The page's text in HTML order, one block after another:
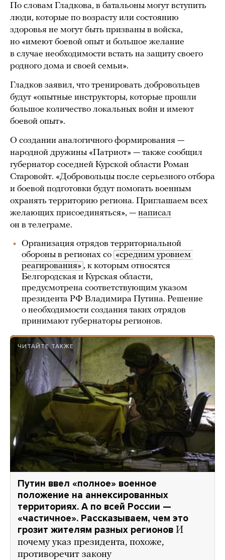
По словам Гладкова, в батальоны могут вступить
люди, которые по возрасту или состоянию
здоровья не могут быть призваны в войска,
но «имеют боевой опыт и большое желание
в случае необходимости встать на защиту своего
родного дома и своей семьи».
Гладков заявил, что тренировать добровольцев
будут «опытные инструкторы, которые прошли
большое количество локальных войн и имеют
боевой опыт».
О создании аналогичного формирования —
народной дружины «Патриот» — также сообщил
губернатор соседней Курской области Роман
Старовойт. «Добровольцы после серьезного отбора
и боевой подготовки будут помогать военным
охранять территорию региона. Приглашаем всех
желающих присоединяться», — написал
он в телеграме.
Организация отрядов территориальной
обороны в регионах со «средним уровнем
реагирования» , к которым относятся
Белгородская и Курская области,
предусмотрена соответствующим указом
президента РФ Владимира Путина. Решение
о необходимости создания таких отрядов
принимают губернаторы регионов.
ЧИТАЙТЕ ТАКЖЕ
Путин ввел «полное» военное
положение на аннексированных
территориях. А по всей России —
«частичное». Рассказываем, чем это
грозит жителям разных регионов И
почему указ президента, похоже,
противоречит закону